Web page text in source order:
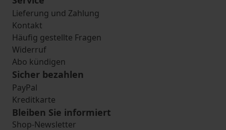
Lieferung und Zahlung
Kontakt
Häufig gestellte Fragen
Widerruf
Abo kündigen
Sicher bezahlen
PayPal
Kreditkarte
Bleiben Sie informiert
Shop-Newsletter